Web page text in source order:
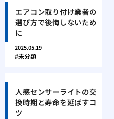
エアコン取り付け業者の
選び方で後悔しないため
に
2025.05.19
未分類
人感センサーライトの交
換時期と寿命を延ばすコ
ツ